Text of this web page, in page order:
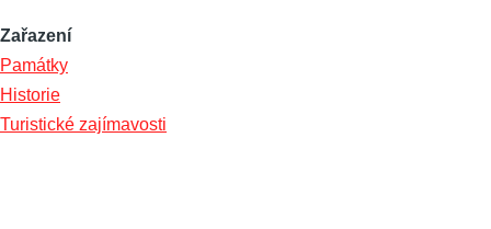
Zařazení
Památky
Historie
Turistické zajímavosti